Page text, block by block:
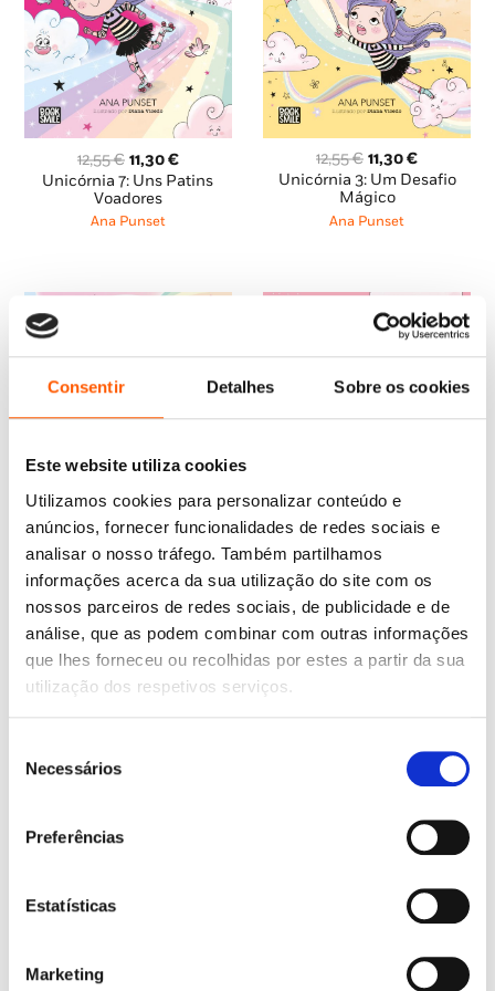
Consentir Detalhes Sobre os cookies
Este website utiliza cookies
Utilizamos cookies para personalizar conteúdo e
anúncios, fornecer funcionalidades de redes sociais e
analisar o nosso tráfego. Também partilhamos
informações acerca da sua utilização do site com os
nossos parceiros de redes sociais, de publicidade e de
análise, que as podem combinar com outras informações
que lhes forneceu ou recolhidas por estes a partir da sua
utilização dos respetivos serviços.
Necessários
Preferências
Estatísticas
Marketing
12,55€ O
preço
original
era:
11,30€O
preço
Unicórnia 7: Uns Patins
Voadores
Ana Punset
12,55€ O
preço
original
era:
11,30€O
preço
Unicórnia 3: Um Desafio
Mágico
Ana Punset
13,95€O
original
era:
13,95 €.
12,56€O
preço
atual
é:
12,56 €.
Letterings Mágicos e
Desenhos de Unicórnios
para Pintar
Ana Punset
12,55€O
preço
era:
8,79€O
preço
atual
é:
Unicórnia 1: Uma Brilhante
Ana Punset